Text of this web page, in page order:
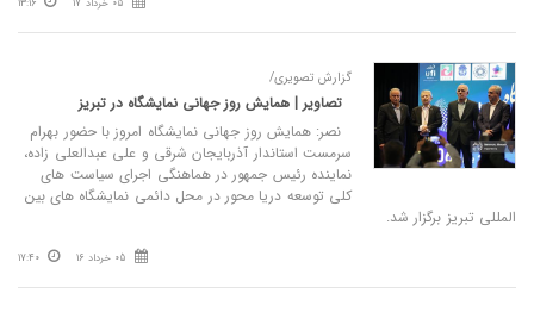
05 خرداد 17 13:16
گزارش تصویری/
تصاویر | همایش روز جهانی نمایشگاه در تبریز
نصر: همایش روز جهانی نمایشگاه امروز با حضور بهرام
سرمست استاندار آذربایجان شرقی و علی عبدالعلی‌ زاده،
نماینده رئیس‌ جمهور در هماهنگی اجرای سیاست‌ های
کلی توسعه دریا محور در محل دائمی نمایشگاه های بین
المللی تبریز برگزار شد.
05 خرداد 16 17:40